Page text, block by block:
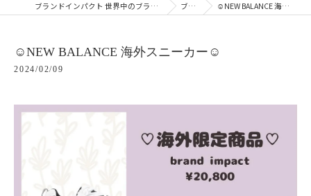
ブランドインパクト 世界中のブランドをあなたの手に ブログ ☺︎NEW BALANCE 海外スニーカー☺︎
☺︎NEW BALANCE 海外スニーカー☺︎
2024/02/09